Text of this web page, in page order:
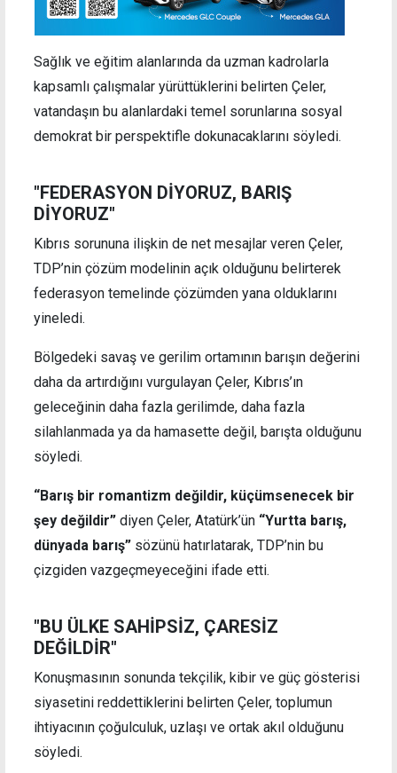
Sağlık ve eğitim alanlarında da uzman kadrolarla
kapsamlı çalışmalar yürüttüklerini belirten Çeler,
vatandaşın bu alanlardaki temel sorunlarına sosyal
demokrat bir perspektifle dokunacaklarını söyledi.
"FEDERASYON DİYORUZ, BARIŞ
DİYORUZ"
Kıbrıs sorununa ilişkin de net mesajlar veren Çeler,
TDP’nin çözüm modelinin açık olduğunu belirterek
federasyon temelinde çözümden yana olduklarını
yineledi.
Bölgedeki savaş ve gerilim ortamının barışın değerini
daha da artırdığını vurgulayan Çeler, Kıbrıs’ın
geleceğinin daha fazla gerilimde, daha fazla
silahlanmada ya da hamasette değil, barışta olduğunu
söyledi.
“Barış bir romantizm değildir, küçümsenecek bir
şey değildir” diyen Çeler, Atatürk’ün “Yurtta barış,
dünyada barış” sözünü hatırlatarak, TDP’nin bu
çizgiden vazgeçmeyeceğini ifade etti.
"BU ÜLKE SAHİPSİZ, ÇARESİZ
DEĞİLDİR"
Konuşmasının sonunda tekçilik, kibir ve güç gösterisi
siyasetini reddettiklerini belirten Çeler, toplumun
ihtiyacının çoğulculuk, uzlaşı ve ortak akıl olduğunu
söyledi.